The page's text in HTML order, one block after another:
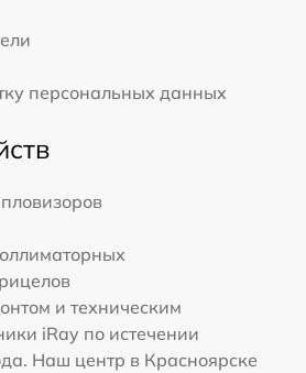
персональных данных
и техническим
iRay по истечении
Наш центр в Красноярске